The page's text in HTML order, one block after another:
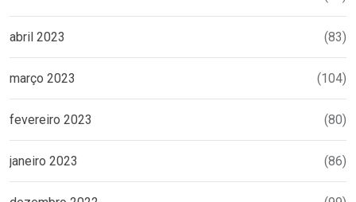
abril 2023 (83)
março 2023 (104)
fevereiro 2023 (80)
janeiro 2023 (86)